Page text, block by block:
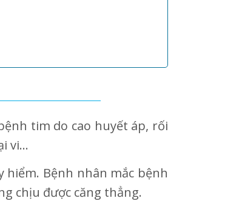
tim do cao huyết áp, rối
vi...
Bệnh nhân mắc bệnh
chịu được căng thẳng.